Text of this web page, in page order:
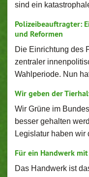
sind ein
Polizeibeauftragter:
und Reformen
Die Einrichtung des
zentraler
Wahlperiode. Nun
Wir geben der
Wir Grüne im
besser gehalten
Legislatur haben wir
Für ein Handwerk
Das Handwerk ist